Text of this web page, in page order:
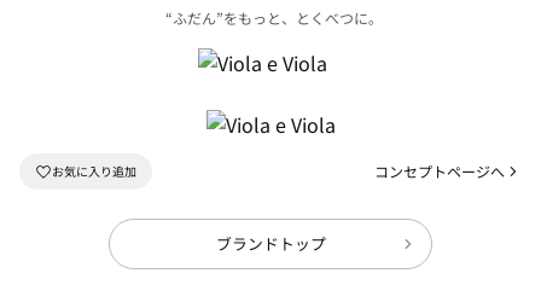
“ふだん”をもっと、とくべつに｡
コンセプトページへ
ブランドトップ